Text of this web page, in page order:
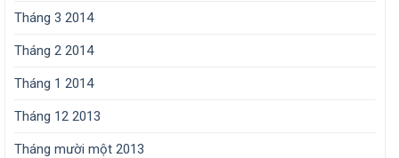
Tháng 3 2014
Tháng 2 2014
Tháng 1 2014
Tháng 12 2013
Tháng mười một 2013